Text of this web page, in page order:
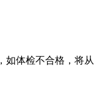
如体检不合格，将从